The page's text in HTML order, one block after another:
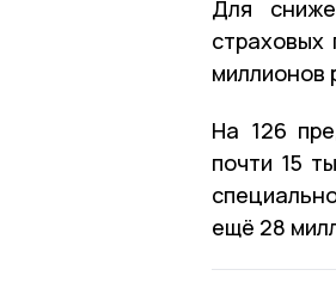
Для
страховых
миллионов
На 126
почти 15
ещё 28